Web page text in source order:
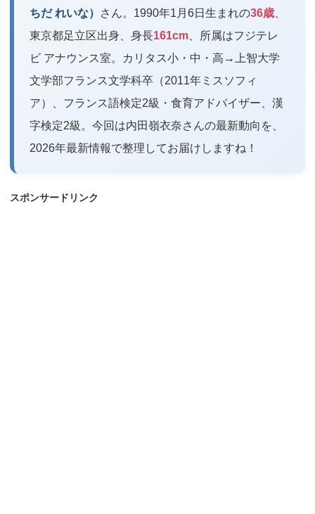
ちだ れいな） さん。1990年1月6日生まれの36歳
東京都足立区出身、身長161cm 、所属はフジテレ
ビ アナウンス室。カリタス小・中・高→上智大学
文学部フランス文学科卒（2011年ミスソフィ
ア）、フランス語検定2級・食育アドバイザー、漢
字検定2級。今回は内田嶺衣奈さんの最新動向を、
2026年最新情報で整理してお届けしますね！
スポンサードリンク